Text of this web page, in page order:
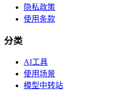
隐私政策
使用条款
分类
AI工具
使用场景
模型中转站